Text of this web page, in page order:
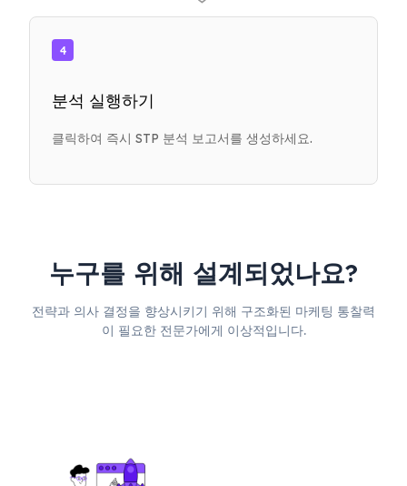
4
분석 실행하기
클릭하여 즉시 STP 분석 보고서를 생성하세요.
누구를 위해 설계되었나요?
전략과 의사 결정을 향상시키기 위해 구조화된 마케팅 통찰력
이 필요한 전문가에게 이상적입니다.